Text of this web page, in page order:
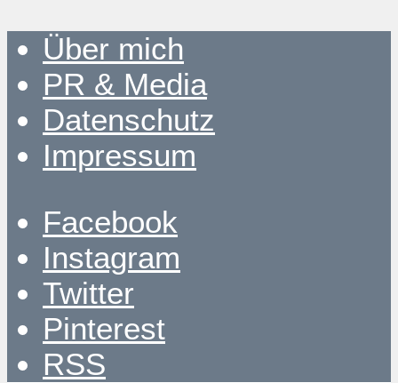
Über mich
PR & Media
Datenschutz
Impressum
Facebook
Instagram
Twitter
Pinterest
RSS